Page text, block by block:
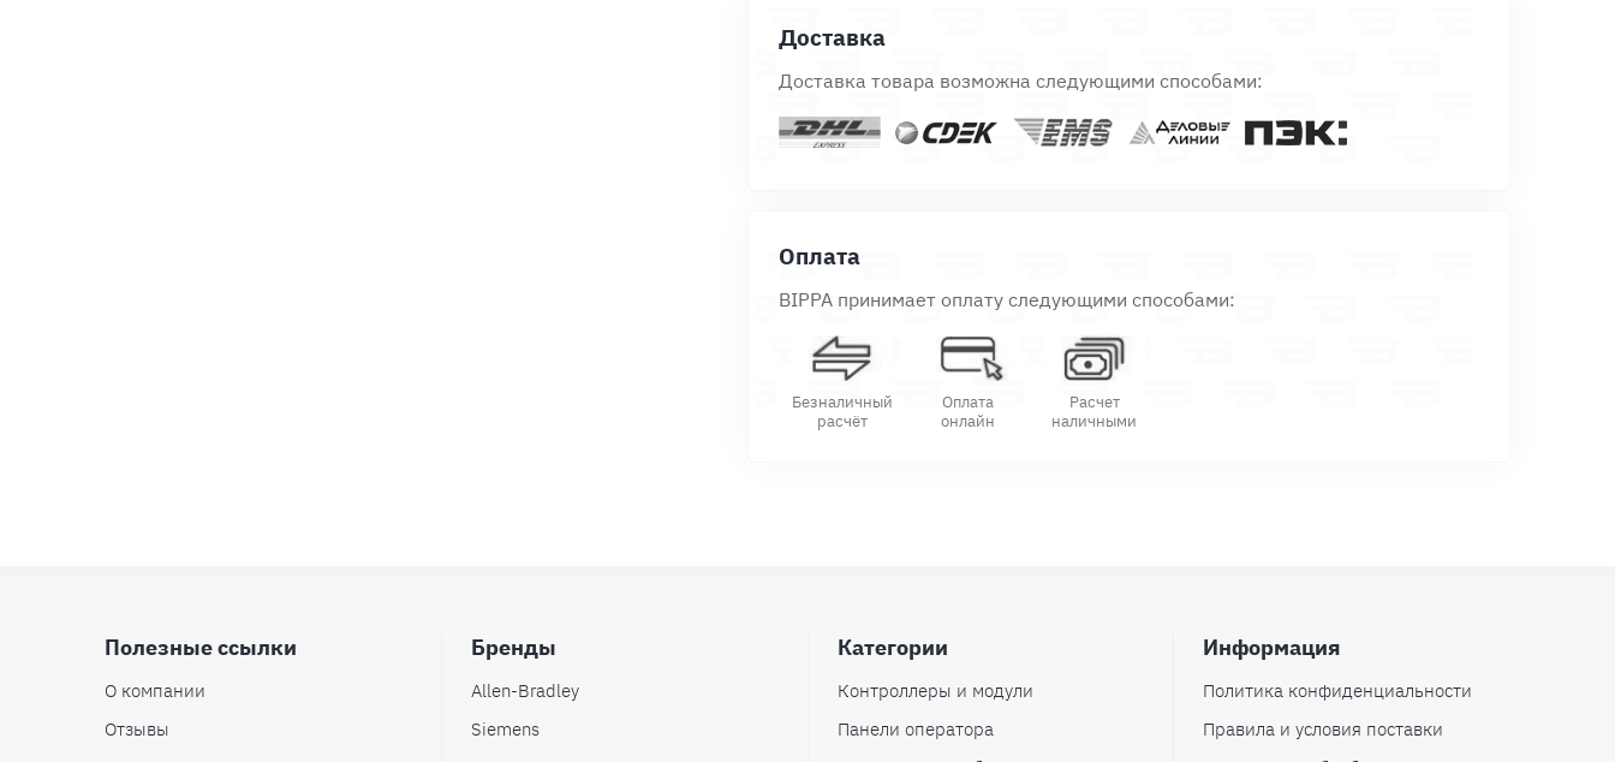
Доставка
Доставка товара возможна следующими способами:
Оплата
BIPPA принимает оплату следующими способами:
Безналичный
расчёт
Оплата
онлайн
Расчет
наличными
Полезные ссылки
О компании
Отзывы
Бренды
Allen-Bradley
Siemens
Категории
Контроллеры и модули
Панели оператора
Информация
Политика конфиденциальности
Правила и условия поставки